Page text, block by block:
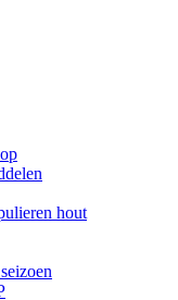
hout